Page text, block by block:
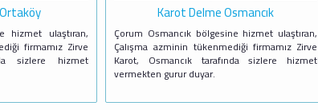
hizmet ulaştıran,
firmamız Zirve
sizlere hizmet
Karot Delme Osmancık
Çorum Osmancık bölgesine hizmet ulaştıran,
Çalışma azminin tükenmediği firmamız Zirve
Karot, Osmancık tarafında sizlere hizmet
vermekten gurur duyar.